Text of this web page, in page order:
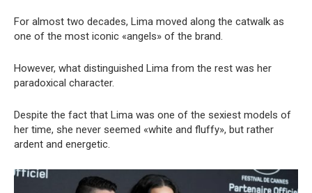
For almost two decades, Lima moved along the catwalk as
one of the most iconic «angels» of the brand.
However, what distinguished Lima from the rest was her
paradoxical character.
Despite the fact that Lima was one of the sexiest models of
her time, she never seemed «white and fluffy», but rather
ardent and energetic.